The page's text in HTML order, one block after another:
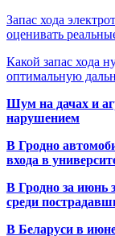
Запас хода
оценивать
Какой запас хода
оптимальную
Шум на дачах и
нарушением
В Гродно
входа в
В Гродно за июнь
среди
В Беларуси в июне